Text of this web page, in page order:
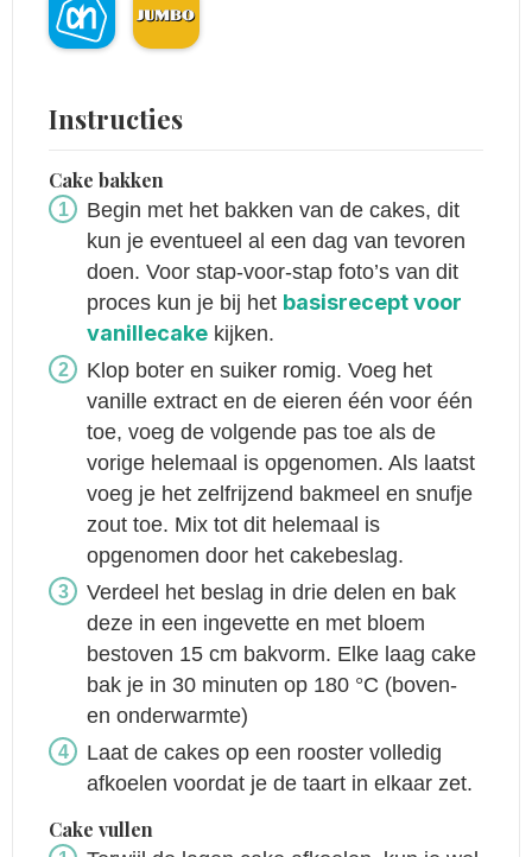
Instructies
Cake bakken
Begin met het bakken van de cakes, dit
kun je eventueel al een dag van tevoren
doen. Voor stap-voor-stap foto’s van dit
proces kun je bij het basisrecept voor
vanillecake kijken.
Klop boter en suiker romig. Voeg het
vanille extract en de eieren één voor één
toe, voeg de volgende pas toe als de
vorige helemaal is opgenomen. Als laatst
voeg je het zelfrijzend bakmeel en snufje
zout toe. Mix tot dit helemaal is
opgenomen door het cakebeslag.
Verdeel het beslag in drie delen en bak
deze in een ingevette en met bloem
bestoven 15 cm bakvorm. Elke laag cake
bak je in 30 minuten op 180 °C (boven-
en onderwarmte)
Laat de cakes op een rooster volledig
afkoelen voordat je de taart in elkaar zet.
Cake vullen